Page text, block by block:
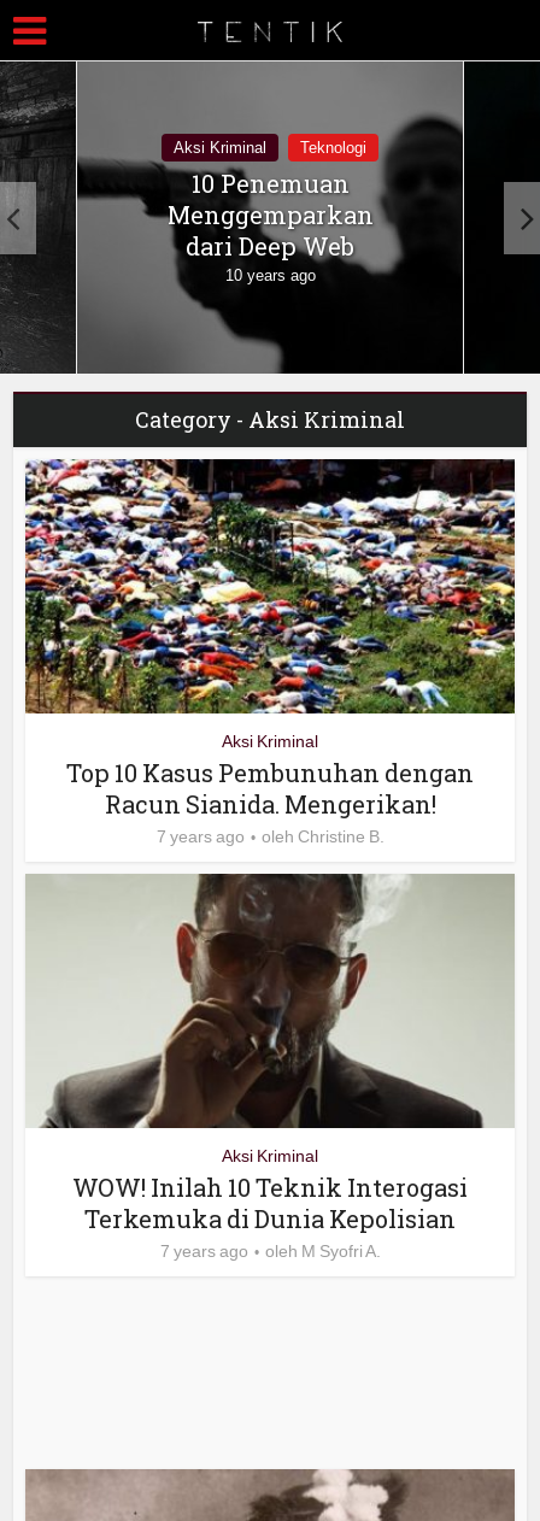
Aksi Kriminal Teknologi
10 Penemuan
Menggemparkan
dari Deep Web
10 years ago
Category - Aksi Kriminal
Aksi Kriminal
Top 10 Kasus Pembunuhan dengan
Racun Sianida. Mengerikan!
7 years ago oleh Christine B.
Aksi Kriminal
WOW! Inilah 10 Teknik Interogasi
Terkemuka di Dunia Kepolisian
7 years ago oleh M Syofri A.